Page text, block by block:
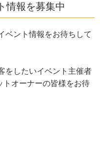
情報を募集中
ベント情報をお待ちして
をしたいイベント主催者
トオーナーの皆様をお待